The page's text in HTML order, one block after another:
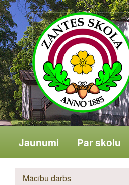
Jaunumi Par skolu
Mācību darbs